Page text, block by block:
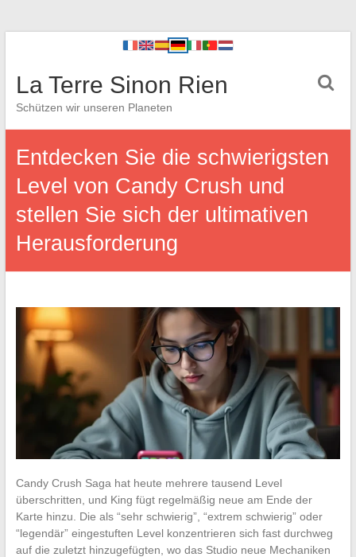
La Terre Sinon Rien
Schützen wir unseren Planeten
Entdecken Sie die schwierigsten
Level von Candy Crush und
stellen Sie sich der ultimativen
Herausforderung
Candy Crush Saga hat heute mehrere tausend Level
überschritten, und King fügt regelmäßig neue am Ende der
Karte hinzu. Die als “sehr schwierig”, “extrem schwierig” oder
“legendär” eingestuften Level konzentrieren sich fast durchweg
auf die zuletzt hinzugefügten, wo das Studio neue Mechaniken